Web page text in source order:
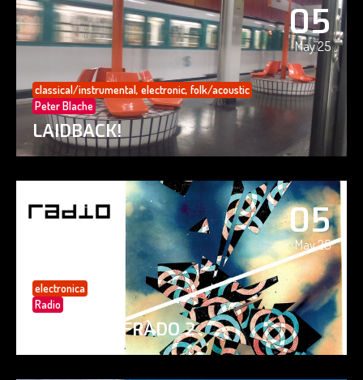
05
May 25
classical/instrumental, electronic, folk/acoustic
Peter Blache
LAIDBACK!
05
May 25
electronica
Radio
PAISAJE CIFRADO 2